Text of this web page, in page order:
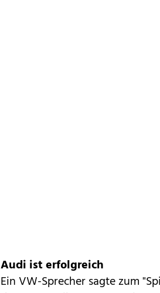
Audi ist erfolgreich
Ein VW-Sprecher sagte zum